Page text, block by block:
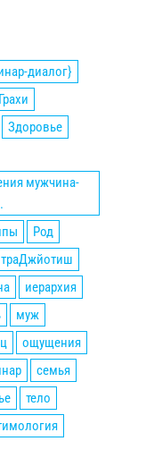
диалог}
Грахи
Здоровье
мужчина-
Род
иерархия
муж
ощущения
семья
тело